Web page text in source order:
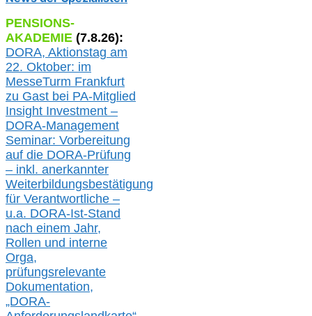
PENSIONS-
AKADEMIE (7.8.26):
DORA, Aktionstag am
22. Oktober: im
MesseTurm Frankfurt
zu Gast bei PA-Mitglied
Insight Investment –
DORA-Management
Seminar: Vorbereitung
auf die DORA-Prüfung
– inkl. anerkannter
Weiterbildungsbestätigung
für Verantwortliche –
u.a. DORA-Ist-Stand
nach einem Jahr,
Rollen und interne
Orga,
prüfungsrelevante
Dokumentation,
„DORA-